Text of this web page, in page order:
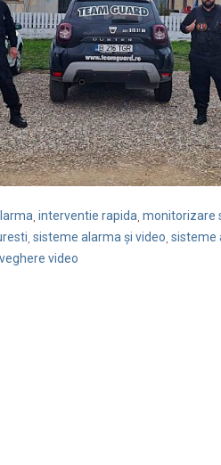
, interventie rapida, monitorizare
, sisteme alarma și video, sisteme
video